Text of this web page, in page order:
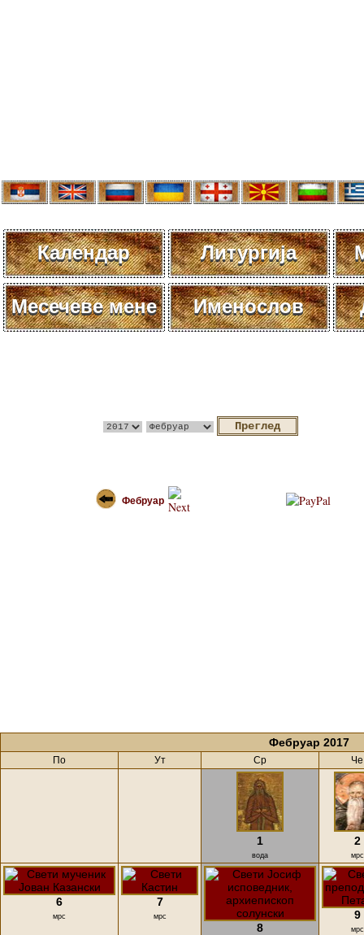
Календар Литургија
Месечеве мене Именослов
Фебруар
Фебруар 2017
По Ут Ср Че
1
вода
2
мрс
6
мрс
7
мрс
8
9
мрс